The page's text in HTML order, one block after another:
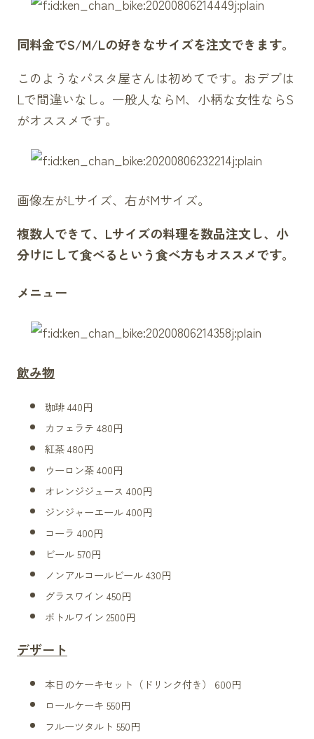
同料金でS/M/Lの好きなサイズを注文できます。
このようなパスタ屋さんは初めてです。おデブは
Lで間違いなし。一般人ならM、小柄な女性ならS
がオススメです。
画像左がLサイズ、右がMサイズ。
複数人できて、Lサイズの料理を数品注文し、小
分けにして食べるという食べ方もオススメです。
メニュー
飲み物
珈琲 440円
カフェラテ 480円
紅茶 480円
ウーロン茶 400円
オレンジジュース 400円
ジンジャーエール400円
コーラ 400円
ビール 570円
ノンアルコールビール430円
グラスワイン 450円
ボトルワイン 2500円
デザート
本日のケーキセット（ドリンク付き） 600円
ロールケーキ 550円
フルーツタルト 550円